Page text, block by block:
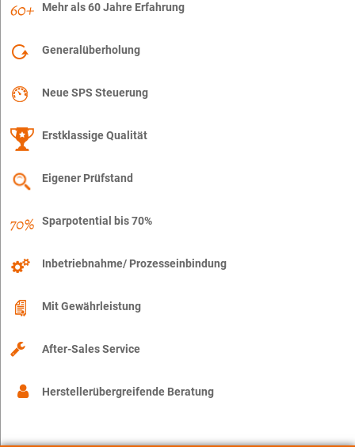
Mehr als 60 Jahre Erfahrung
Generalüberholung
Neue SPS Steuerung
Erstklassige Qualität
Eigener Prüfstand
Sparpotential bis 70%
Inbetriebnahme/ Prozesseinbindung
Mit Gewährleistung
After-Sales Service
Herstellerübergreifende Beratung